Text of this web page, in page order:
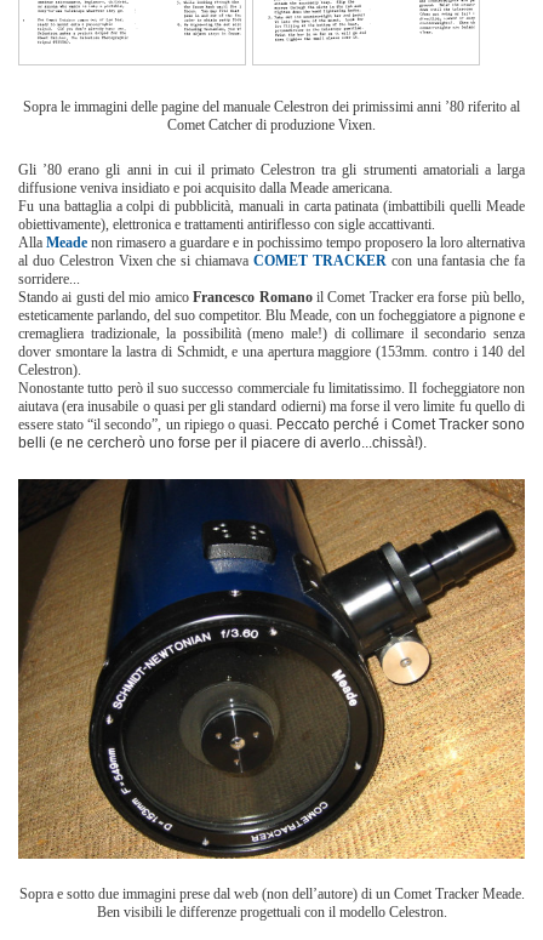
Sopra le immagini delle pagine del manuale Celestron dei primissimi anni ’80 riferito al
Comet Catcher di produzione Vixen.
Gli ’80 erano gli anni in cui il primato Celestron tra gli strumenti amatoriali a larga
diffusione veniva insidiato e poi acquisito dalla Meade americana.
Fu una battaglia a colpi di pubblicità, manuali in carta patinata (imbattibili quelli Meade
obiettivamente), elettronica e trattamenti antiriflesso con sigle accattivanti.
Alla Meade non rimasero a guardare e in pochissimo tempo proposero la loro alternativa
al duo Celestron Vixen che si chiamava COMET TRACKER con una fantasia che fa
sorridere...
Stando ai gusti del mio amicoFrancesco Romanoil Comet Tracker era forse più bello,
esteticamente parlando, del suo competitor. Blu Meade, con un focheggiatore a pignone e
cremagliera tradizionale, la possibilità (meno male!) di collimare il secondario senza
dover smontare la lastra di Schmidt, e una apertura maggiore (153mm. contro i 140 del
Celestron).
Nonostante tutto però il suo successo commerciale fu limitatissimo. Il focheggiatore non
aiutava (era inusabile o quasi per gli standard odierni) ma forse il vero limite fu quello di
essere stato “il secondo”, un ripiego o quasi. Peccato perché i Comet Tracker sono
belli (e ne cercherò uno forse per il piacere di averlo...chissà!).
Sopra e sotto due immagini prese dal web (non dell’autore) di un Comet Tracker Meade.
Ben visibili le differenze progettuali con il modello Celestron.